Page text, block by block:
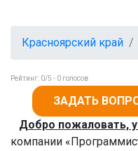
Красноярский край
Рейтинг: 0/5 - 0 голосов
ЗАДАТЬ
Добро пожаловать,
компании